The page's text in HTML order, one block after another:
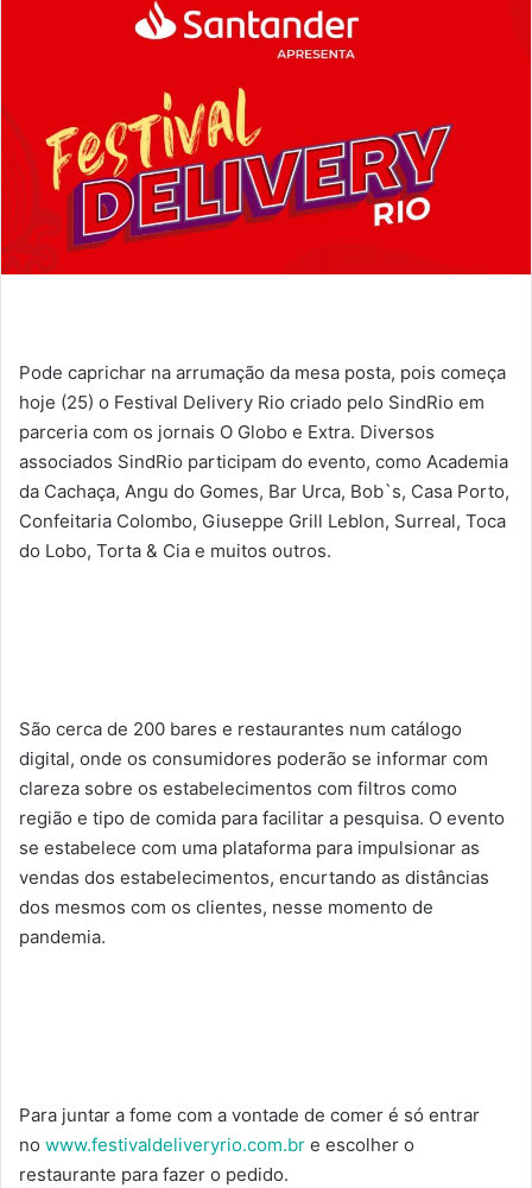
Pode caprichar na arrumação da mesa posta, pois começa
hoje (25) o Festival Delivery Rio criado pelo SindRio em
parceria com os jornais O Globo e Extra. Diversos
associados SindRio participam do evento, como Academia
da Cachaça, Angu do Gomes, Bar Urca, Bob`s, Casa Porto,
Confeitaria Colombo, Giuseppe Grill Leblon, Surreal, Toca
do Lobo, Torta & Cia e muitos outros.
São cerca de 200 bares e restaurantes num catálogo
digital, onde os consumidores poderão se informar com
clareza sobre os estabelecimentos com filtros como
região e tipo de comida para facilitar a pesquisa. O evento
se estabelece com uma plataforma para impulsionar as
vendas dos estabelecimentos, encurtando as distâncias
dos mesmos com os clientes, nesse momento de
pandemia.
Para juntar a fome com a vontade de comer é só entrar
no www.festivaldeliveryrio.com.br e escolher o
restaurante para fazer o pedido.